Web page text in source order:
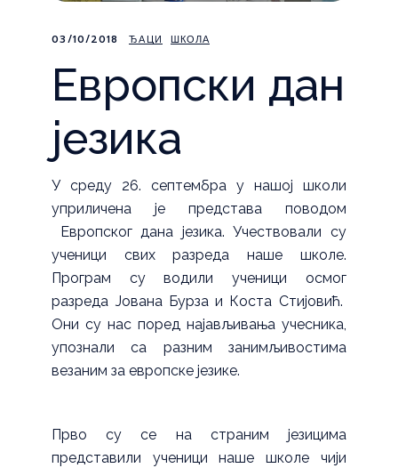
03/10/2018 ЂАЦИ ШКОЛА
Европски дан
језика
У среду 26. септембра у нашој школи
уприличена је представа поводом
Европског дана језика. Учествовали су
ученици свих разреда наше школе.
Програм су водили ученици осмог
разреда Јована Бурза и Коста Стијовић.
Они су нас поред најављивања учесника,
упознали са разним занимљивостима
везаним за европске језике.
Прво су се на страним језицима
представили ученици наше школе чији